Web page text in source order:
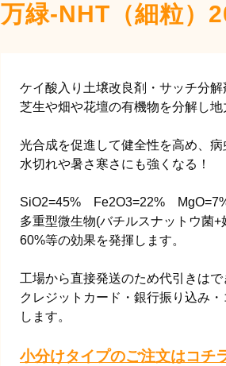
万緑-NHT（細粒）
ケイ酸入り土壌改良剤・サッチ分解
芝生や畑や花壇の有機物を分解し地
光合成を促進して健全性を高め、病
水切れや暑さ寒さにも強くなる！
SiO2=45% Fe2O3=22%
多重型微生物(バチルスナットウ菌
60%等の効果を発揮します。
工場から直接発送のため代引きはで
クレジットカード・銀行振り込み
します。
小分けタイプのご注文はコチ